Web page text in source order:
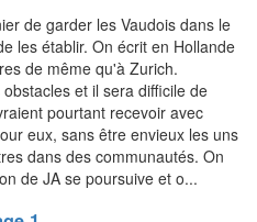
de garder les Vaudois dans le
les établir. On écrit en Hollande
de même qu'à Zurich.
et il sera difficile de
pourtant recevoir avec
eux, sans être envieux les uns
dans des communautés. On
de JA se poursuive et o...